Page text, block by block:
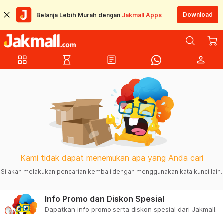
Belanja Lebih Murah dengan Jakmall Apps Download
grid_view hourglass_empty article person
Kami tidak dapat menemukan apa yang Anda cari
Silakan melakukan pencarian kembali dengan menggunakan kata kunci lain.
Info Promo dan Diskon Spesial
Dapatkan info promo serta diskon spesial dari Jakmall.